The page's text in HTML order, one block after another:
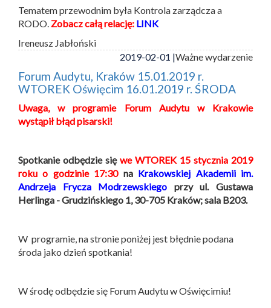
Tematem przewodnim była Kontrola zarządcza a
RODO.Zobacz całą relację: LINK
Ireneusz Jabłoński
2019-02-01 |Ważne wydarzenie
Forum Audytu, Kraków 15.01.2019 r.
WTOREK Oświęcim 16.01.2019 r. ŚRODA
Uwaga,
w programie Forum Audytu w Krakowie
wystąpił błąd pisarski!
Spotkanie odbędzie się we WTOREK 15 stycznia 2019
roku o godzinie 17:30na Krakowskiej Akademii im.
Andrzeja Frycza Modrzewskiego przy ul. Gustawa
Herlinga - Grudzińskiego 1, 30-705 Kraków; sala B203.
W programie, na stronie poniżej jest błędnie podana
środa jako dzień spotkania!
W środę odbędzie się Forum Audytu w Oświęcimiu!